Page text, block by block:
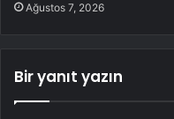
Ağustos 7, 2026
Bir yanıt yazın